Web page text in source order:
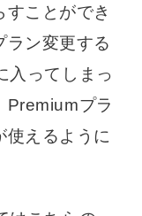
ことができ
ラン変更する
入ってしまっ
Premiumプラ
使えるように